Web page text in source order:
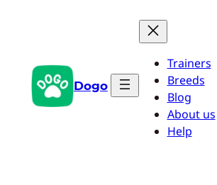
Dogo
Trainers
Breeds
Blog
About us
Help